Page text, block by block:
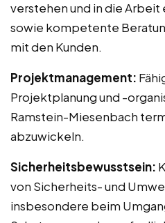
verstehen und in die Arbeit
sowie kompetente
mit den Kunden.
Projektmanagement:
Projektplanung und -
Ramstein-Miesenbach
abzuwickeln.
Sicherheitsbewusstsein:
von Sicherheits- und
insbesondere beim